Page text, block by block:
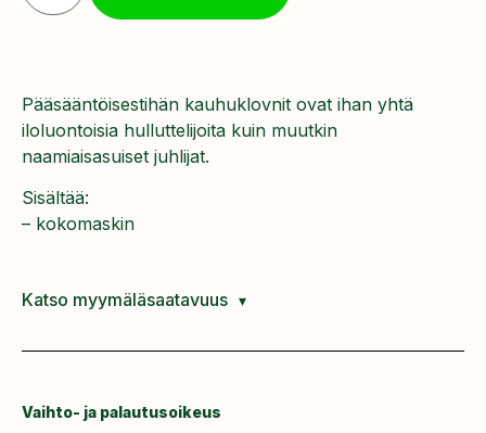
Pääsääntöisestihän kauhuklovnit ovat ihan yhtä
iloluontoisia hulluttelijoita kuin muutkin
naamiaisasuiset juhlijat.
Sisältää:
– kokomaskin
Katso myymäläsaatavuus
Vaihto- ja palautusoikeus